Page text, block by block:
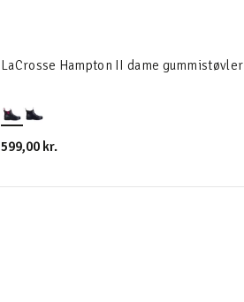
LaCrosse Hampton II dame gummistøvler
599,00 kr.